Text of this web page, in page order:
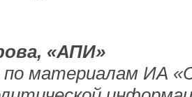
«АПИ»
по материалам ИА